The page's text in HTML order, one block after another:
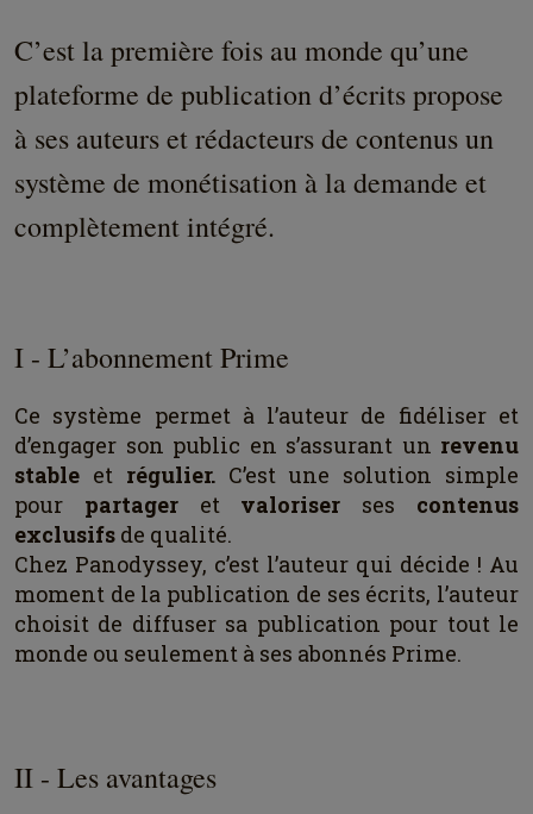
C’est la première fois au monde qu’une
plateforme de publication d’écrits propose
à ses auteurs et rédacteurs de contenus un
système de monétisation à la demande et
complètement intégré.
I - L’abonnement Prime
Ce système permet à l’auteur de fidéliser et
d’engager son public en s’assurant un revenu
stable etrégulier. C’est une solution simple
pour partager etvaloriser ses contenus
exclusifs de qualité.
Chez Panodyssey, c’est l’auteur qui décide ! Au
moment de la publication de ses écrits, l’auteur
choisit de diffuser sa publication pour tout le
monde ou seulement à ses abonnés Prime.
II - Les avantages